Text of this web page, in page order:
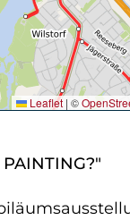
Leaflet | ©